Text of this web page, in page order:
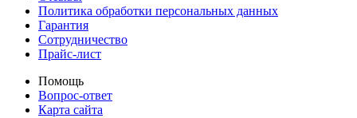
Политика обработки персональных данных
Гарантия
Сотрудничество
Прайс-лист
Помощь
Вопрос-ответ
Карта сайта